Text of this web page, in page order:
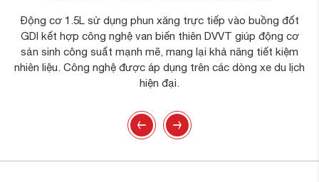
Động cơ 1.5L sử dụng phun xăng trực tiếp vào buồng đốt
GDI kết hợp công nghệ van biến thiên DVVT giúp động cơ
sản sinh công suất mạnh mẽ, mang lại khả năng tiết kiệm
nhiên liệu. Công nghệ được áp dụng trên các dòng xe du lịch
hiện đại.